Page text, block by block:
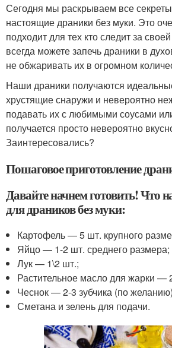
Сегодня мы раскрываем все
настоящие драники без муки. Это
подходит для тех кто следит за
всегда можете запечь драники в
не обжаривать их в огромном
Наши драники получаются
хрустящие снаружи и невероятно
подавать их с любимыми соусами
получается просто невероятно
Заинтересовались?
Пошаговое приготовление
Давайте начнем готовить! Что
для драников без муки:
Картофель — 5 шт. крупного
Яйцо — 1-2 шт. среднего размера;
Лук — 1\2 шт.;
Растительное масло для жарки —
Чеснок — 2-3 зубчика (по
Сметана и зелень для подачи.